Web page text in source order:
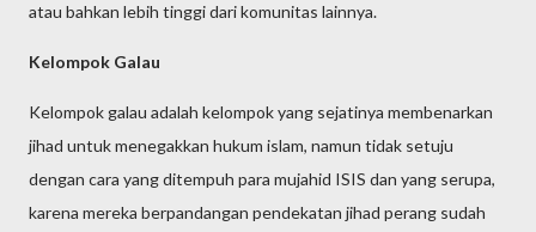
atau bahkan lebih tinggi dari komunitas lainnya.
Kelompok Galau
Kelompok galau adalah kelompok yang sejatinya membenarkan
jihad untuk menegakkan hukum islam, namun tidak setuju
dengan cara yang ditempuh para mujahid ISIS dan yang serupa,
karena mereka berpandangan pendekatan jihad perang sudah